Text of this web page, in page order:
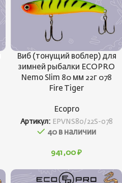
Виб (тонущий воблер) для
зимней рыбалки ECOPRO
Nemo Slim 80 мм 22г 078
Fire Tiger
Ecopro
Артикул: EPVNS80/22S-078
40 в наличии
941,00 ₽